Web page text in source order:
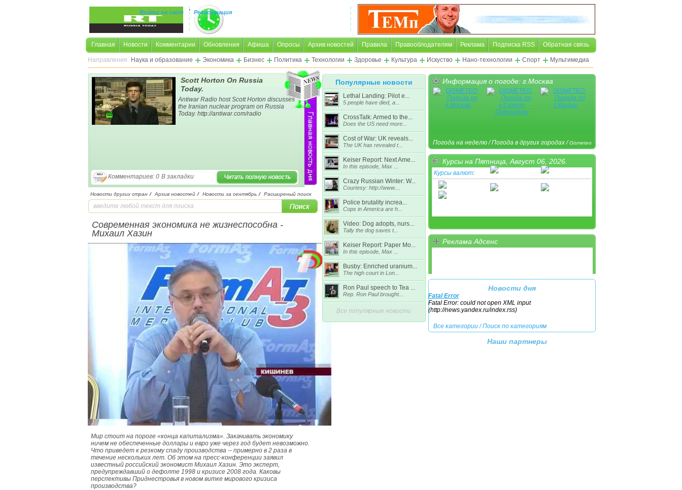
,
Войти на сайт Регистрация
Главная Новости Комментарии Обновления Афиша Опросы Архив новостей Правила Правооблодателям Реклама Подписка RSS Обратная связь
Направления: Наука и образование Экономика Бизнес Политика Технологии Здоровье Культура Искуство Нано-технологии Спорт Мультимедиа
Scott Horton On Russia
Today.
Antiwar Radio host Scott Horton discusses
the Iranian nuclear program on Russia
Today. http://antiwar.com/radio
Комментариев: 0 В закладки
Новости других стран / Архив новостей / Новости за сентябрь / Расширеный поиск
Современная экономика не жизнеспособна -
Михаил Хазин
Мир стоит на пороге «конца капитализма». Закачивать экономику
ничем не обеспеченные доллары и евро уже через год будет невозможно.
Что приведет к резкому спаду производства -- примерно в 2 раза в
течение нескольких лет. Об этом на пресс-конференции заявил
известный российский экономист Михаил Хазин. Это эксперт,
предупреждавший о дефолте 1998 и кризисе 2008 года. Каковы
перспективы Приднестровья в новом витке мирового кризиса
производства?
Популярные новости
Lethal Landing: Pilot e...
5 people have died, a...
CrossTalk: Armed to the...
Does the US need more...
Cost of War: UK reveals...
The UK has revealed t...
Keiser Report: Next Ame...
In this episode, Max ...
Crazy Russian Winter: W...
Courtesy: http://www....
Police brutality increa...
Cops in America are h...
Video: Dog adopts, nurs...
Tally the dog saves t...
Keiser Report: Paper Mo...
In this episode, Max ...
Busby: Enriched uranium...
The high court in Lon...
Ron Paul speech to Tea ...
Rep. Ron Paul brought...
Все популярные новости
Информация о погоде: г.Москва
Погода на неделю/Погода в других городах/Gismeteo
Курсы на Пятница, Август 06, 2026.
Курсы валют:
Реклама Адсенс
Новости дня
Fatal Error
Fatal Error: could not open XML input
(http://news.yandex.ru/index.rss)
Все категории/Поиск по категориям
Наши партнеры